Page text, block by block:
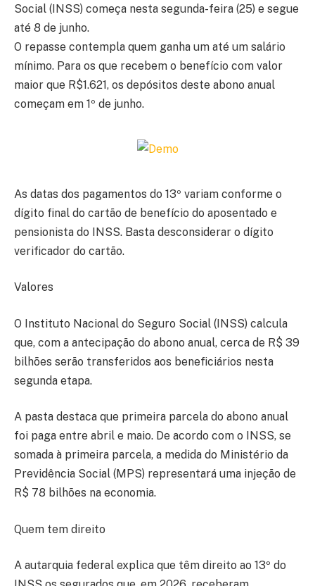
Social (INSS) começa nesta segunda-feira (25) e segue
até 8 de junho.
O repasse contempla quem ganha um até um salário
mínimo. Para os que recebem o benefício com valor
maior que R$1.621, os depósitos deste abono anual
começam em 1º de junho.
As datas dos pagamentos do 13º variam conforme o
dígito final do cartão de benefício do aposentado e
pensionista do INSS. Basta desconsiderar o dígito
verificador do cartão.
Valores
O Instituto Nacional do Seguro Social (INSS) calcula
que, com a antecipação do abono anual, cerca de R$ 39
bilhões serão transferidos aos beneficiários nesta
segunda etapa.
A pasta destaca que primeira parcela do abono anual
foi paga entre abril e maio. De acordo com o INSS, se
somada à primeira parcela, a medida do Ministério da
Previdência Social (MPS) representará uma injeção de
R$ 78 bilhões na economia.
Quem tem direito
A autarquia federal explica que têm direito ao 13º do